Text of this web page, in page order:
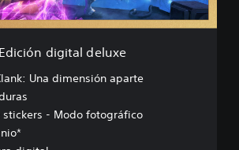
Edición digital deluxe
Una dimensión aparte
stickers - Modo fotográfico